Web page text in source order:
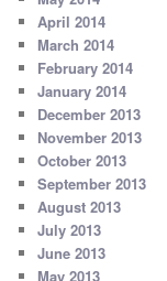
April 2014
March 2014
February 2014
January 2014
December 2013
November 2013
October 2013
September 2013
August 2013
July 2013
June 2013
May 2013